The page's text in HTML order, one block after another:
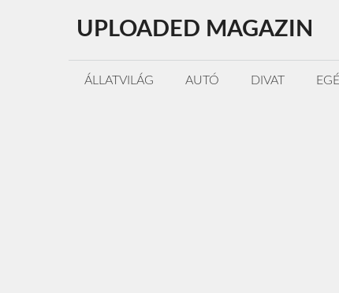
tartalomba
UPLOADED MAGAZIN
ÁLLATVILÁG AUTÓ DIVAT